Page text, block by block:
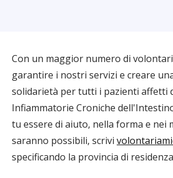
Con un maggior numero di
garantire i nostri servizi e creare
solidarietà per tutti i pazienti affetti
Infiammatorie Croniche
tu essere di aiuto, nella forma e nei
saranno possibili, scrivi
specificando la provincia di